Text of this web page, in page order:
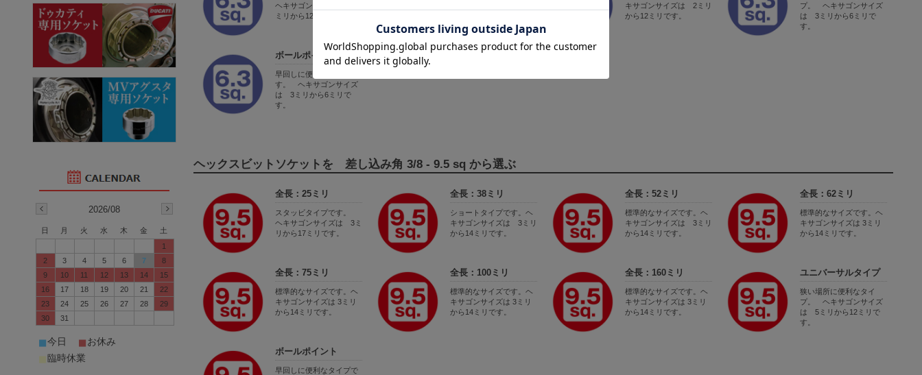
ヘキサゴンサイズは 1.5
ミリから12ミリです。
キサゴンサイズは 2ミリ
から12ミリです。
プ。 ヘキサゴンサイズ
は 3ミリから6ミリで
す。
ボールポイント
早回しに便利なタイプで
す。 ヘキサゴンサイズ
は 3ミリから6ミリで
す。
ヘックスビットソケットを 差し込み角 3/8 - 9.5 sq から選ぶ
全長：25ミリ
スタッビタイプです。
ヘキサゴンサイズは 3ミ
リから17ミリです。
全長：38ミリ
ショートタイプです。ヘ
キサゴンサイズは 3ミリ
から14ミリです。
全長：52ミリ
標準的なサイズです。ヘ
キサゴンサイズは 3ミリ
から14ミリです。
全長：62ミリ
標準的なサイズです。ヘ
キサゴンサイズは 3ミリ
から14ミリです。
全長：75ミリ
標準的なサイズです。ヘ
キサゴンサイズは 3ミリ
から14ミリです。
全長：100ミリ
標準的なサイズです。ヘ
キサゴンサイズは 3ミリ
から14ミリです。
全長：160ミリ
標準的なサイズです。ヘ
キサゴンサイズは 3ミリ
から14ミリです。
ユニバーサルタイプ
狭い場所に便利なタイ
プ。 ヘキサゴンサイズ
は 5ミリから12ミリで
す。
ボールポイント
早回しに便利なタイプで
2026/08
日 月 火 水 木 金
土
1
2
3 4 5 6 7
8
9
10 11 12 13 14
15
16
17 18 19 20 21
22
23
24 25 26 27 28
29
30
31
■今日 ■お休み
■臨時休業